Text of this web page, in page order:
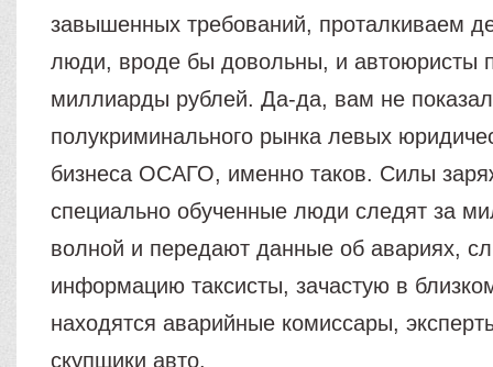
завышенных требований, проталкиваем
люди, вроде бы довольны, и автоюристы
миллиарды рублей. Да-да, вам не
полукриминального рынка левых
бизнеса ОСАГО, именно таков. Силы
специально обученные люди следят за
волной и передают данные об авариях,
информацию таксисты, зачастую в
находятся аварийные комиссары,
скупщики авто.